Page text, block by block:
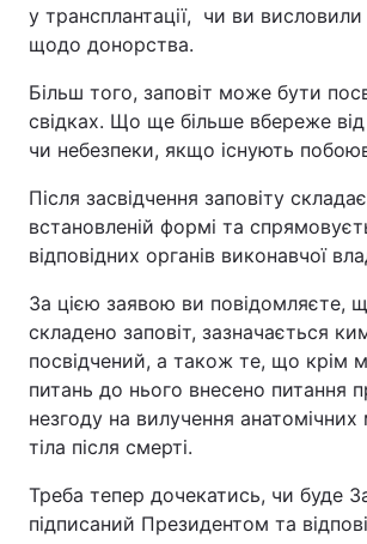
у трансплантації, чи ви
щодо донорства.
Більш того, заповіт може бути
свідках. Що ще більше вбереже
чи небезпеки, якщо існують
Після засвідчення заповіту
встановленій формі та
відповідних органів виконавчої
За цією заявою ви повідомляєте,
складено заповіт, зазначається
посвідчений, а також те, що крім
питань до нього внесено питання
незгоду на вилучення анатомічних
тіла після смерті.
Треба тепер дочекатись, чи буде
підписаний Президентом та